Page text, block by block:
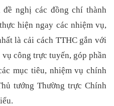
đề nghị các đồng chí thành
hiện ngay các nhiệm vụ,
là cải cách TTHC gắn với
công trực tuyến, góp phần
mục tiêu, nhiệm vụ chính
tướng Thường trực Chính